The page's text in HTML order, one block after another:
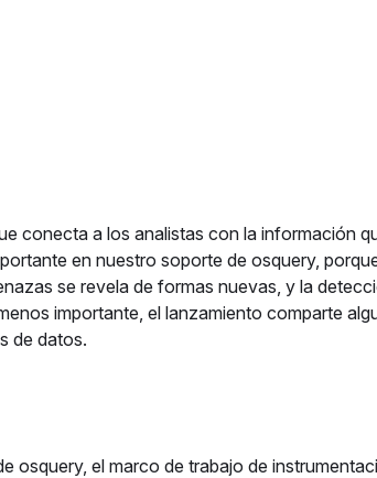
conecta a los analistas con la información
en nuestro soporte de osquery,
se revela de formas nuevas, y la
importante, el lanzamiento comparte
de datos.
osquery, el marco de trabajo de